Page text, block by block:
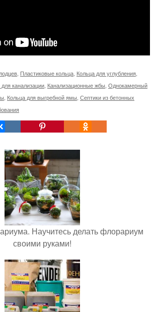
Пластиковые кольца Кольца для углубления
канализации Канализационные жбы Однокамерный
Кольца для выгребной ямы Септики из бетонных
Научитесь делать флорариум
своими руками!